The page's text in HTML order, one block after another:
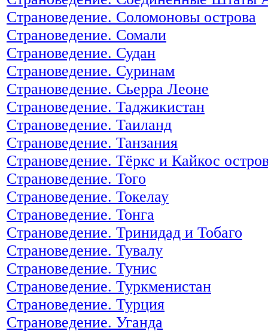
Страноведение. Соломоновы острова
Страноведение. Сомали
Страноведение. Судан
Страноведение. Суринам
Страноведение. Сьерра Леоне
Страноведение. Таджикистан
Страноведение. Таиланд
Страноведение. Танзания
Страноведение. Тёркс и Кайкос
Страноведение. Того
Страноведение. Токелау
Страноведение. Тонга
Страноведение. Тринидад и Тобаго
Страноведение. Тувалу
Страноведение. Тунис
Страноведение. Туркменистан
Страноведение. Турция
Страноведение. Уганда